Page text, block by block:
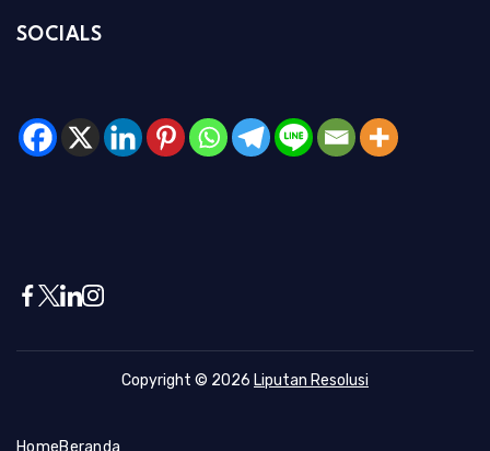
SOCIALS
Copyright © 2026 Liputan Resolusi
HomeBeranda